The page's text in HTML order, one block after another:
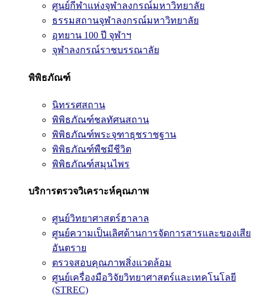
ศูนย์กีฬาแห่งจุฬาลงกรณ์มหาวิทยาลัย
ธรรมสถานจุฬาลงกรณ์มหาวิทยาลัย
อุทยาน 100 ปี จุฬาฯ
จุฬาลงกรณ์ราชบรรณาลัย
พิพิธภัณฑ์
นิทรรศสถาน
พิพิธภัณฑ์ชลทัศนสถาน
พิพิธภัณฑ์พระจุฑาธุชราชฐาน
พิพิธภัณฑ์พืชมีชีวิต
พิพิธภัณฑ์สมุนไพร
บริการตรวจวิเคราะห์คุณภาพ
ศูนย์วิทยาศาสตร์ฮาลาล
ศูนย์ความเป็นเลิศด้านการจัดการสารและของเสีย
อันตราย
ตรวจสอบคุณภาพสิ่งแวดล้อม
ศูนย์เครื่องมือวิจัยวิทยาศาสตร์และเทคโนโลยี
(STREC)